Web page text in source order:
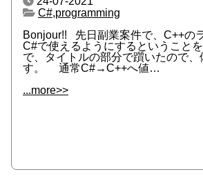
C#,programming
Bonjour!! 先日副業案件で、C++の
C#で使えるようにするということ
で、タイトルの部分で躓いたので、
す。 通常C#→C++へ値…
...more>>